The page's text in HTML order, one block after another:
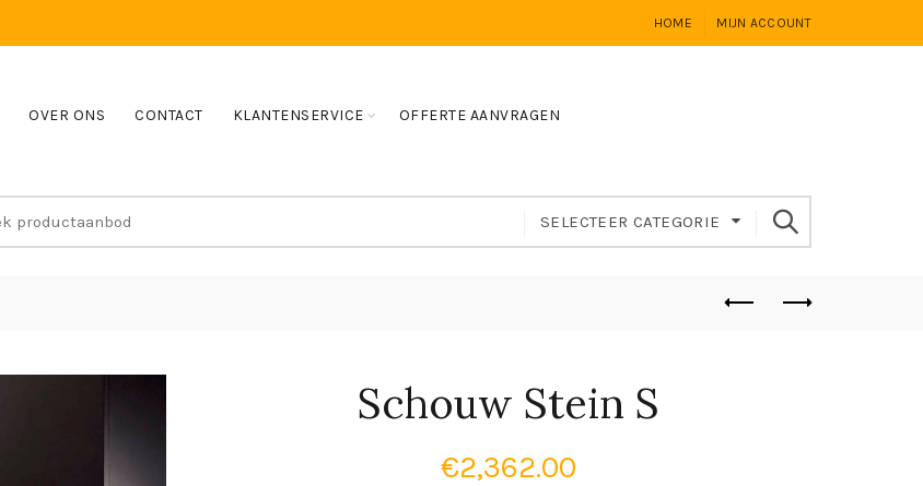
HOME MIJN ACCOUNT
OVER ONS CONTACT KLANTENSERVICE OFFERTE AANVRAGEN
SELECTEER CATEGORIE
Schouw Stein S
€2,362.00